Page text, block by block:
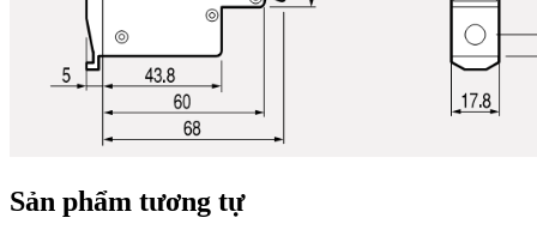
Sản phẩm tương tự